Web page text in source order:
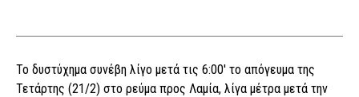
Το δυστύχημα συνέβη λίγο μετά τις 6:00′ το απόγευμα της
Τετάρτης (21/2) στο ρεύμα προς Λαμία, λίγα μέτρα μετά την